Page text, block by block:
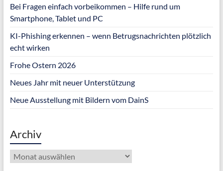
Bei Fragen einfach vorbeikommen – Hilfe rund um
Smartphone, Tablet und PC
KI-Phishing erkennen – wenn Betrugsnachrichten plötzlich
echt wirken
Frohe Ostern 2026
Neues Jahr mit neuer Unterstützung
Neue Ausstellung mit Bildern vom DainS
Archiv
Archiv